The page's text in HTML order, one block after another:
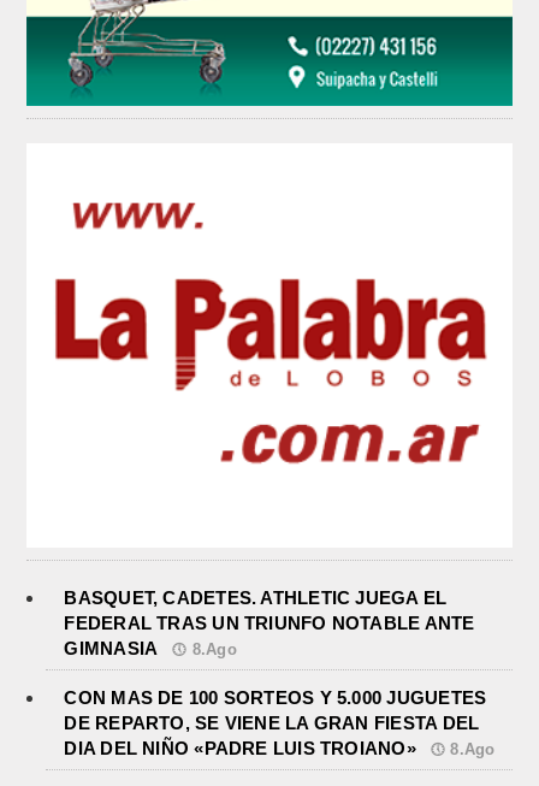
BASQUET, CADETES. ATHLETIC JUEGA EL
FEDERAL TRAS UN TRIUNFO NOTABLE ANTE
GIMNASIA
8.Ago
CON MAS DE 100 SORTEOS Y 5.000 JUGUETES
DE REPARTO, SE VIENE LA GRAN FIESTA DEL
DIA DEL NIÑO «PADRE LUIS TROIANO»
8.Ago